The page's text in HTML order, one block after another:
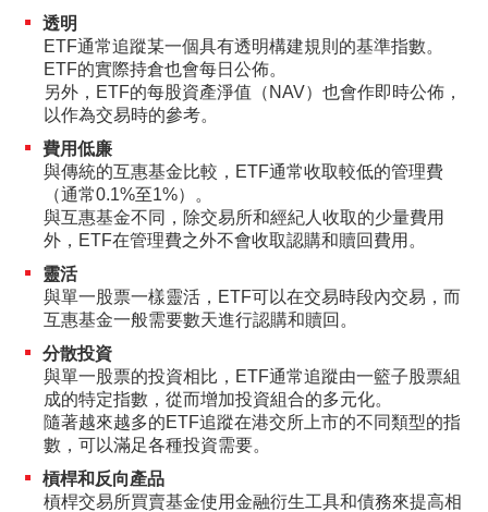
光證財富高 用户指南
交易示範
短片教室
港股網上交易平台
期貨寶
流動期貨交易
股票期權寶
流動股票期權交易
雙重認證機制（2FA）
衍生產品知識
透明
ETF通常追蹤某一個具有透明構建規則的基準指數。
ETF的實際持倉也會每日公佈。
另外，ETF的每股資產淨值（NAV）也會作即時公佈，
以作為交易時的參考。
費用低廉
與傳統的互惠基金比較，ETF通常收取較低的管理費
（通常0.1%至1%）。
與互惠基金不同，除交易所和經紀人收取的少量費用
外，ETF在管理費之外不會收取認購和贖回費用。
靈活
與單一股票一樣靈活，ETF可以在交易時段內交易，而
互惠基金一般需要數天進行認購和贖回。
分散投資
與單一股票的投資相比，ETF通常追蹤由一籃子股票組
成的特定指數，從而增加投資組合的多元化。
隨著越來越多的ETF追蹤在港交所上市的不同類型的指
數，可以滿足各種投資需要。
槓桿和反向產品
槓桿交易所買賣基金使用金融衍生工具和債務來提高相